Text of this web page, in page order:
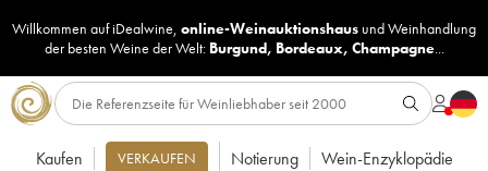
Willkommen auf iDealwine, online-Weinauktionshaus undWeinhandlung
der besten Weine der Welt: Burgund, Bordeaux, Champagne...
Kaufen VERKAUFEN Notierung Wein-Enzyklopädie